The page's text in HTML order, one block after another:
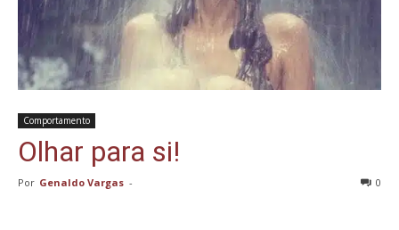
Comportamento
Olhar para si!
Por Genaldo Vargas - 0